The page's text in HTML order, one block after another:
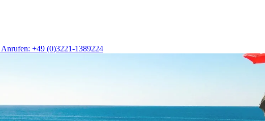
Anrufen: +49 (0)3221-1389224